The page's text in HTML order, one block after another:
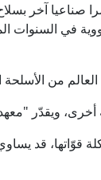
صناعيا آخر
في السنوات
"معهد
قوّاتها، قد